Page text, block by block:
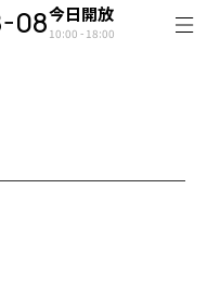
08今日開放
10:00 - 18:00